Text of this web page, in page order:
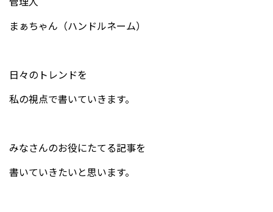
まぁちゃん（ハンドルネーム）
日々のトレンドを
私の視点で書いていきます。
みなさんのお役にたてる記事を
書いていきたいと思います。